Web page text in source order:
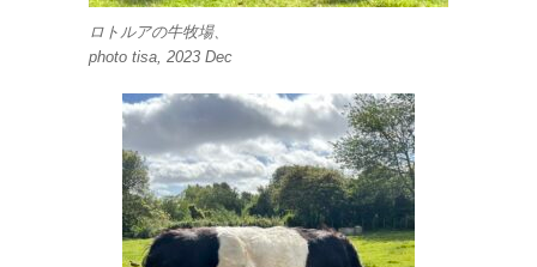
ロトルアの牛牧場、
photo tisa, 2023 Dec